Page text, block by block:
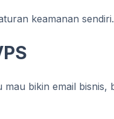
keamanan sendiri.
bikin email bisnis,